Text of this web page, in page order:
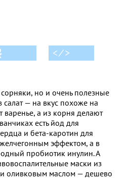
< ⁄ >
но и очень полезные
салат — на вкус похоже на
варенье, а из корня делают
есть йод для
и бета-каротин для
эффектом, а в
пробиотик инулин. А
маски из
оливковым маслом — дешево